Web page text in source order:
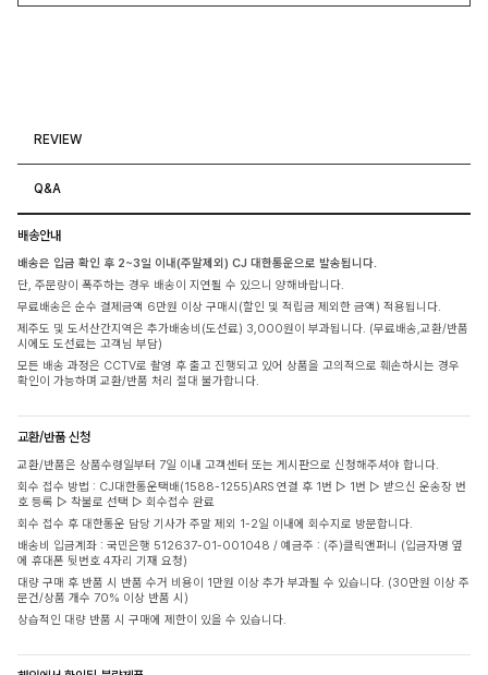
REVIEW
Q&A
배송안내
배송은 입금 확인 후 2~3일 이내(주말제외) CJ 대한통운으로 발송됩니다.
단, 주문량이 폭주하는 경우 배송이 지연될 수 있으니 양해바랍니다.
무료배송은 순수 결제금액 6만원 이상 구매시(할인 및 적립금 제외한 금액) 적용됩니다.
제주도 및 도서산간지역은 추가배송비(도선료) 3,000원이 부과됩니다. (무료배송,교환/반품
시에도 도선료는 고객님 부담)
모든 배송 과정은 CCTV로 촬영 후 출고 진행되고 있어 상품을 고의적으로 훼손하시는 경우
확인이 가능하며 교환/반품 처리 절대 불가합니다.
교환/반품 신청
교환/반품은 상품수령일부터 7일 이내 고객센터 또는 게시판으로 신청해주셔야 합니다.
회수 접수 방법 : CJ대한통운택배(1588-1255)ARS 연결 후 1번 ▷ 1번 ▷ 받으신 운송장 번
호 등록 ▷ 착불로 선택 ▷ 회수접수 완료
회수 접수 후 대한통운 담당 기사가 주말 제외 1-2일 이내에 회수지로 방문합니다.
배송비 입금계좌 : 국민은행 512637-01-001048 / 예금주 : (주)클릭앤퍼니 (입금자명 옆
에 휴대폰 뒷번호 4자리 기재 요청)
대량 구매 후 반품 시 반품 수거 비용이 1만원 이상 추가 부과될 수 있습니다. (30만원 이상 주
문건/상품 개수 70% 이상 반품 시)
상습적인 대량 반품 시 구매에 제한이 있을 수 있습니다.